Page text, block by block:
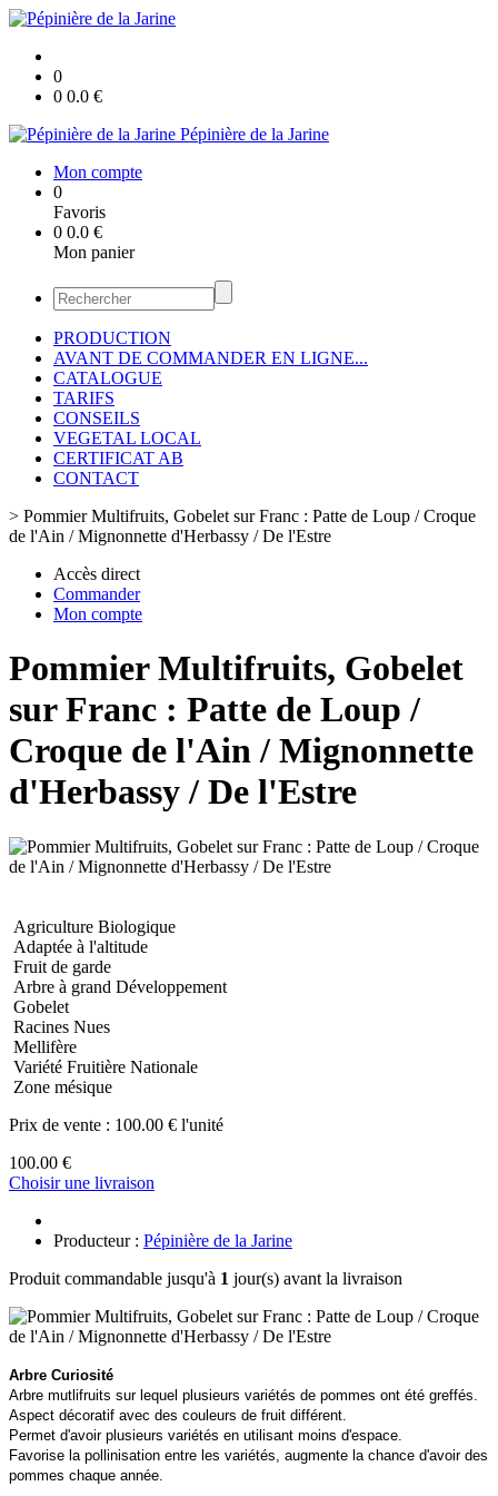
0
0 0.0 €
Pépinière de la Jarine
Mon compte
0
Favoris
0 0.0 €
Mon panier
PRODUCTION
AVANT DE COMMANDER EN LIGNE...
CATALOGUE
TARIFS
CONSEILS
VEGETAL LOCAL
CERTIFICAT AB
CONTACT
> Pommier Multifruits, Gobelet sur Franc : Patte de Loup / Croque
de l'Ain / Mignonnette d'Herbassy / De l'Estre
Accès direct
Commander
Mon compte
Pommier Multifruits, Gobelet
sur Franc : Patte de Loup /
Croque de l'Ain / Mignonnette
d'Herbassy / De l'Estre
Agriculture Biologique
Adaptée à l'altitude
Fruit de garde
Arbre à grand Développement
Gobelet
Racines Nues
Mellifère
Variété Fruitière Nationale
Zone mésique
Prix de vente : 100.00 € l'unité
100.00 €
Choisir une livraison
Producteur : Pépinière de la Jarine
Produit commandable jusqu'à 1 jour(s) avant la livraison
Arbre Curiosité
Arbre mutlifruits sur lequel plusieurs variétés de pommes ont été greffés.
Aspect décoratif avec des couleurs de fruit différent.
Permet d'avoir plusieurs variétés en utilisant moins d'espace.
Favorise la pollinisation entre les variétés, augmente la chance d'avoir des
pommes chaque année.